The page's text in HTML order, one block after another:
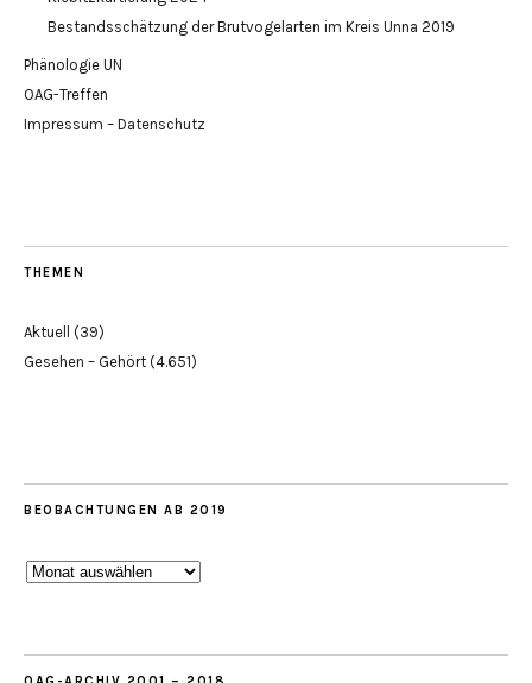
Bestandsschätzung der Brutvogelarten im Kreis Unna 2019
Phänologie UN
OAG-Treffen
Impressum – Datenschutz
THEMEN
Aktuell
(39)
Gesehen – Gehört (4.651)
BEOBACHTUNGEN AB 2019
Beobachtungen